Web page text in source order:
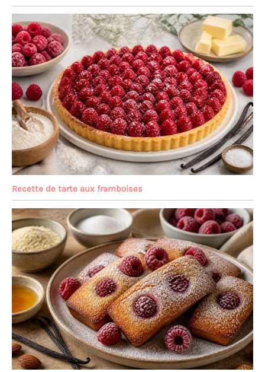
Recette de tarte aux framboises